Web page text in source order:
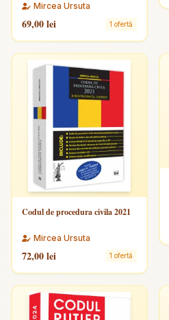
Mircea Ursuta
69,00 lei 1 ofertă
Codul de procedura civila 2021
Mircea Ursuta
72,00 lei 1 ofertă